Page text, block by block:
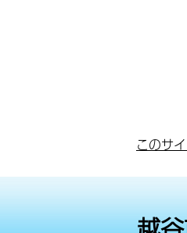
このサ